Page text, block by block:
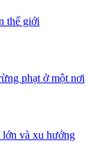
thế giới
phạt ở một nơi
lớn và xu hướng